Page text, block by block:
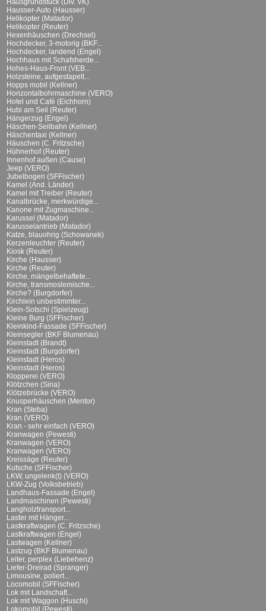
Hausgrundstück (Div. VK)
Hausser-Auto (Hausser)
Helikopter (Matador)
Helikopter (Reuter)
Hexenhäuschen (Drechsel)
Hochdecker, 3-motorig (BKF...
Hochdecker, landend (Engel)
Hochhaus mit Schafsherde...
Hohes-Haus-Front (VEB...
Holzsteine, aufgestapelt...
Hopps mobil (Kellner)
Horizontalbohrmaschine (VERO)
Hotel und Café (Eichhorn)
Hubi am Seil (Reuter)
Hängerzug (Engel)
Häschen-Seilbahn (Kellner)
Häschentaxi (Kellner)
Häuschen (C. Fritzsche)
Hühnerhof (Reuter)
Innenhof außen (Cause)
Jeep (VERO)
Jubelbogen (SFFischer)
Kamel (And. Länder)
Kamel mit Treiber (Reuter)
Kanalbrücke, merkwürdige...
Kanone mit Zugmaschine...
Karussel (Matador)
Karusselantrieb (Matador)
Katze, blauohrig (Schowanek)
Kerzenleuchter (Reuter)
Kiosk (Reuter)
Kirche (Hausser)
Kirche (Reuter)
Kirche, mängelbehaftete...
Kirche, transmoslemische...
Kirche? (Burgdorfer)
Kirchlein unbestimmter...
Klein-Sotschi (Spielzeug)
Kleine Burg (SFFischer)
Kleinkind-Fassade (SFFischer)
Kleinsegler (BKF Blumenau)
Kleinstadt (Brandt)
Kleinstadt (Burgdorfer)
Kleinstadt (Heros)
Kleinstadt (Heros)
Klopperei (VERO)
Klötzchen (Sina)
Klötzebrücke (VERO)
Knusperhäuschen (Mentor)
Kran (Steba)
Kran (VERO)
Kran - sehr einfach (VERO)
Kranwagen (Pewesti)
Kranwagen (VERO)
Kranwagen (VERO)
Kreissäge (Reuter)
Kutsche (SFFischer)
LKW, ungelenk(t) (VERO)
LKW-Zug (Volksbetrieb)
Landhaus-Fassade (Engel)
Landmaschinen (Pewesti)
Langholztransport...
Laster mit Hänger...
Lastkraftwagen (C. Fritzsche)
Lastkraftwagen (Engel)
Lastwagen (Kellner)
Lastzug (BKF Blumenau)
Leiter, perplex (Liebehenz)
Liefer-Dreirad (Spranger)
Limousine, poliert...
Locomobil (SFFischer)
Lok mit Landschaft...
Lok mit Waggon (Huschi)
Lokomobil (Pewesti)